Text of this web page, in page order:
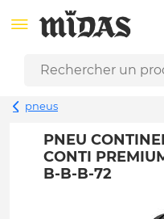
pneus
PNEU
CONTI
B-B-B-72